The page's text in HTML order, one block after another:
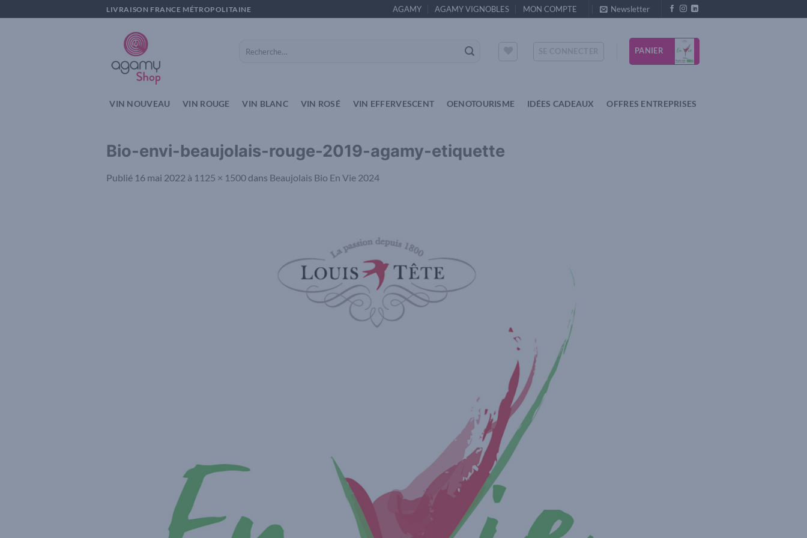
au
LIVRAISON FRANCE MÉTROPOLITAINE AGAMY AGAMY VIGNOBLES MON COMPTE Newsletter
pour :
PANIER
VIN NOUVEAU VIN ROUGE VIN BLANC VIN ROSÉ VIN EFFERVESCENT OENOTOURISME IDÉES CADEAUX OFFRES ENTREPRISES
Bio-envi-beaujolais-rouge-2019-agamy-etiquette
Publié 16 mai 2022 à 1125 × 1500 dans Beaujolais Bio En Vie 2024